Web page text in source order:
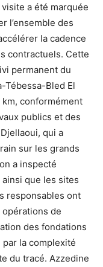
a été marquée
l’ensemble des
la cadence
contractuels. Cette
permanent du
Tébessa-Bled El
km, conformément
publics et des
qui a
sur les grands
a inspecté
que les sites
responsables ont
opérations de
des fondations
la complexité
du tracé. Azzedine